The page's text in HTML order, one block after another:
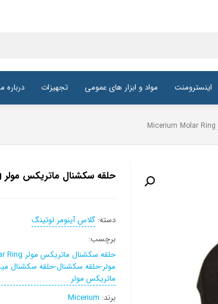
اینسترومنت مواد و ابزار های عمومی تجهیزات درباره
حلقه سکشنال ماتریکس مولر Micerium Molar Ring
دسته:گلاس آینومر لوتینگ
برچسب:
مولر-حلقه سکشنال-حلقه سکشنال
ماتریکس مولر
برند: Micerium